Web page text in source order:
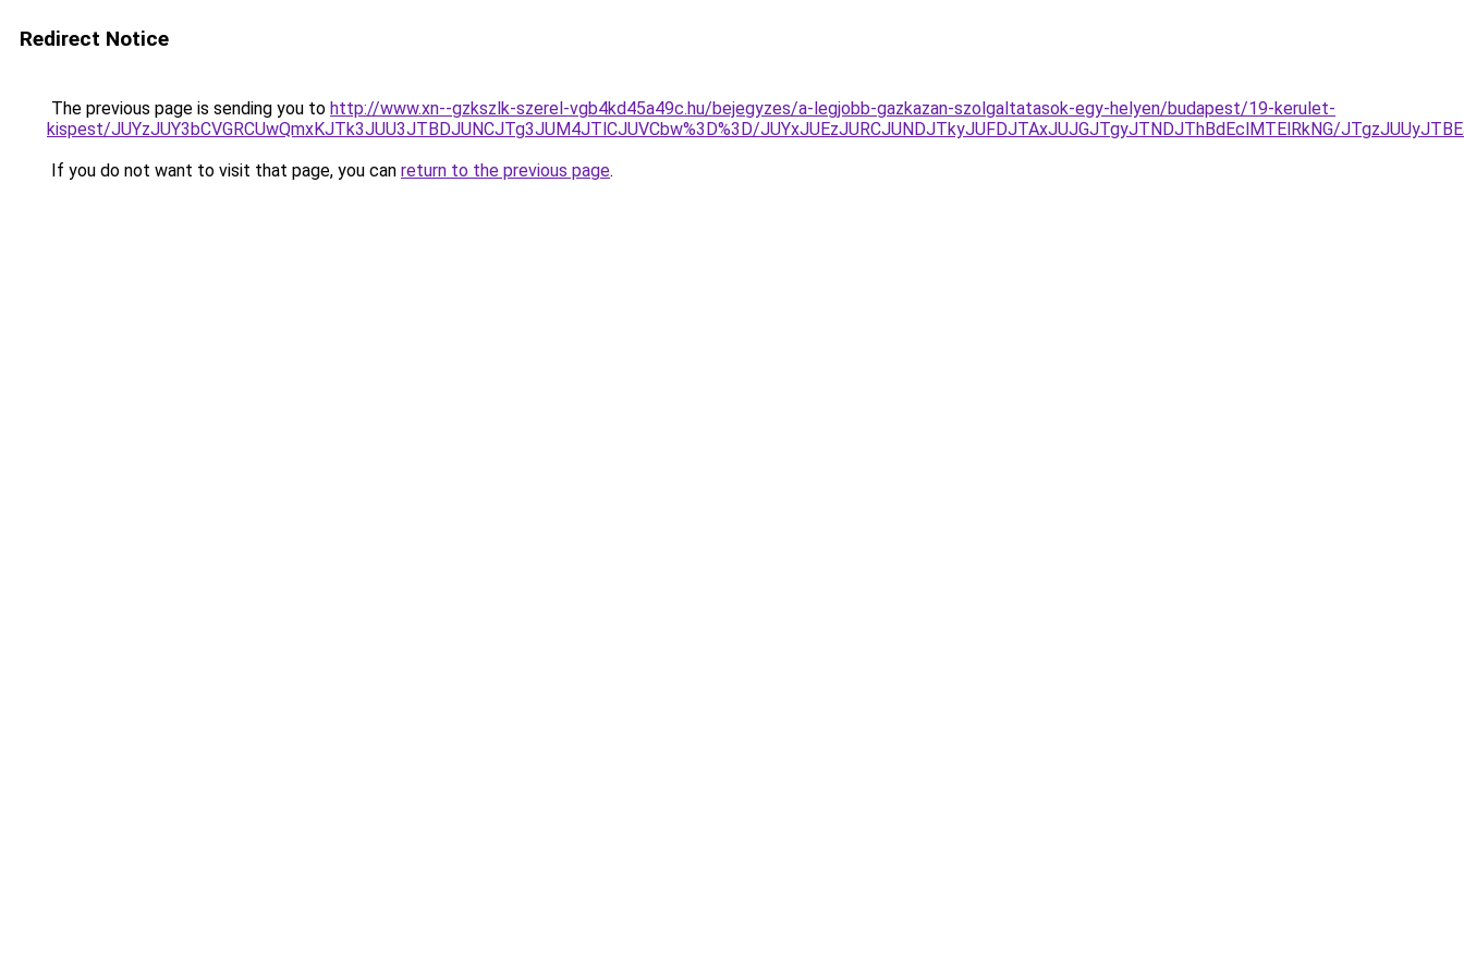
Redirect Notice
The previous page is sending you to http://www.xn--gzkszlk-szerel-vgb4kd45a49c.hu/bejegyzes/a-legjobb-gazkazan-szolgaltatasok-egy-helyen/budapest/19-kerulet-
kispest/JUYzJUY3bCVGRCUwQmxKJTk3JUU3JTBDJUNCJTg3JUM4JTlCJUVCbw%3D%3D/JUYxJUEzJURCJUNDJTkyJUFDJTAxJUJGJTgyJTNDJThBdEclMTElRkNG/
If you do not want to visit that page, you can return to the previous page.